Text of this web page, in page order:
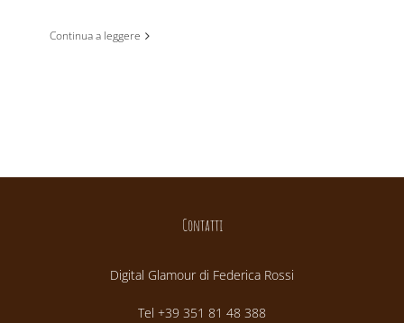
Continua a leggere
Contatti
Digital Glamour di Federica Rossi
Tel +39 351 81 48 388